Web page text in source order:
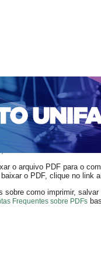
CADASTRO
1 A 100 WEBMAIL
Machado
ser carregado no
uma versão atual do
o arquivo PDF para o
o PDF, clique no link
sobre como imprimir,
Frequentes sobre PDFs